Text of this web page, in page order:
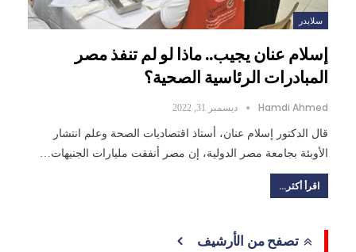
سلايدر
إسلام عنان يجيب.. ماذا لو لم تنفذ مصر
المبادرات الرئاسية الصحية؟
Hamdi Ahmed ديسمبر 31, 2022
قال الدكتور إسلام عنان، أستاذ اقتصاديات الصحة وعلم انتشار
الأوبئة بجامعة مصر الدولية، إن مصر أنفقت مليارات الجنيهات…
اقرأ أكثر...
تصفح من الأرشيف